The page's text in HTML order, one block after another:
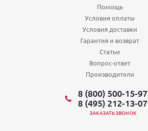
Помощь
Условия оплаты
Условия доставки
Гарантия и возврат
Статьи
Вопрос-ответ
Производители
8 (800) 500-15-97
8 (495) 212-13-07
ЗАКАЗАТЬ ЗВОНОК